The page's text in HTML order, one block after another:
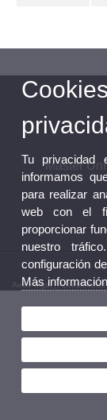
Máster
Aviso legal|Accesibilidad
Tu privacidad
informamos
para realizar
web con el
proporcionar
nuestro
configuración
Más información